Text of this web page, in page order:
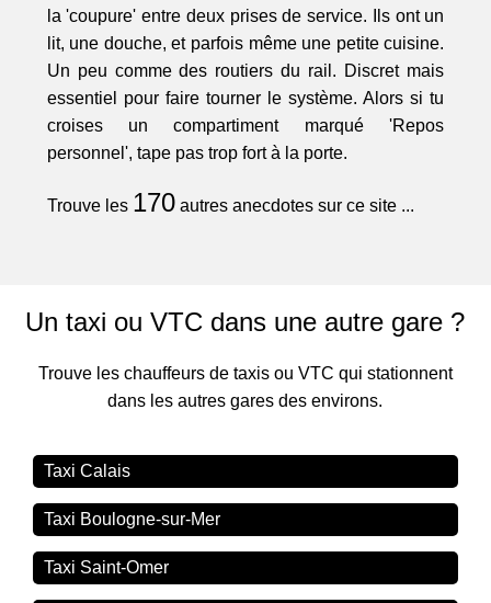
la 'coupure' entre deux prises de service. Ils ont un
lit, une douche, et parfois même une petite cuisine.
Un peu comme des routiers du rail. Discret mais
essentiel pour faire tourner le système. Alors si tu
croises un compartiment marqué 'Repos
personnel', tape pas trop fort à la porte.
Trouve les 170autres anecdotes sur ce site ...
Un taxi ou VTC dans une autre gare ?
Trouve les chauffeurs de taxis ou VTC qui stationnent
dans les autres gares des environs.
Taxi Calais
Taxi Boulogne-sur-Mer
Taxi Saint-Omer